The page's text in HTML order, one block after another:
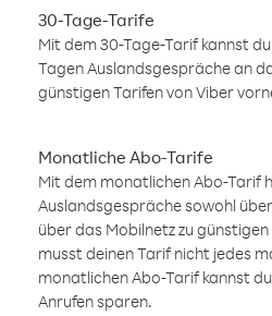
30-Tage-Tarife
Mit dem 30-Tage-Tarif kannst
Tagen Auslandsgespräche an
günstigen Tarifen von Viber
Monatliche Abo-Tarife
Mit dem monatlichen Abo-Tarif
Auslandsgespräche sowohl
über das Mobilnetz zu
musst deinen Tarif nicht jedes
monatlichen Abo-Tarif kannst
Anrufen sparen.